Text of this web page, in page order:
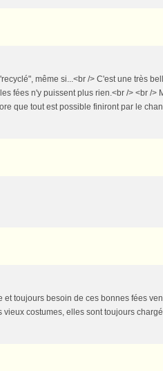
même si...<br /> C'est une très
fées n'y puissent plus rien.<br /> <br />
que tout est possible finiront par le
et toujours besoin de ces bonnes fées
costumes, elles sont toujours